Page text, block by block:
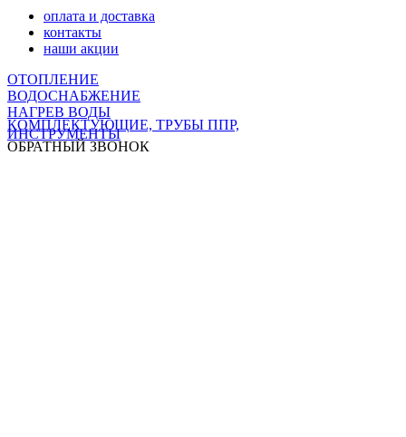
оплата и доставка
контакты
наши акции
ОТОПЛЕНИЕ
ВОДОСНАБЖЕНИЕ
НАГРЕВ ВОДЫ
КОМПЛЕКТУЮЩИЕ, ТРУБЫ ППР,
ИНСТРУМЕНТЫ
ОБРАТНЫЙ ЗВОНОК